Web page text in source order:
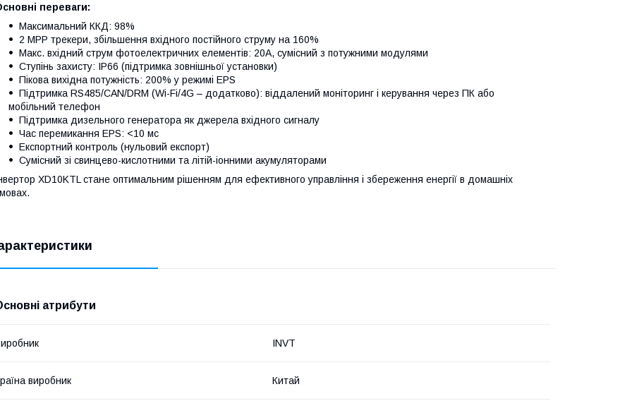
переваги:
Максимальний ККД: 98%
2 MPP трекери, збільшення вхідного постійного струму на 160%
Макс. вхідний струм фотоелектричних елементів: 20А, сумісний з потужними модулями
Ступінь захисту: IP66 (підтримка зовнішньої установки)
Пікова вихідна потужність: 200% у режимі EPS
Підтримка RS485/CAN/DRM (Wi-Fi/4G – додатково): віддалений моніторинг і керування через ПК або
мобільний телефон
Підтримка дизельного генератора як джерела вхідного сигналу
Час перемикання EPS: <10 мс
Експортний контроль (нульовий експорт)
Сумісний зі свинцево-кислотними та літій-іонними акумуляторами
XD10KTL стане оптимальним рішенням для ефективного управління і збереження енергії в домашніх
атрибути
INVT
виробник Китай